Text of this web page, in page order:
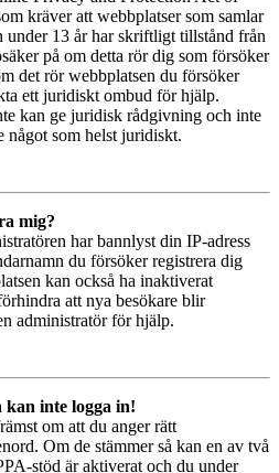
kräver att webbplatser som samlar
13 år har skriftligt tillstånd från
på om detta rör dig som försöker
det rör webbplatsen du försöker
ett juridiskt ombud för hjälp.
kan ge juridisk rådgivning och inte
något som helst juridiskt.
mig?
har bannlyst din IP-adress
du försöker registrera dig
kan också ha inaktiverat
att nya besökare blir
administratör för hjälp.
kan inte logga in!
om att du anger rätt
Om de stämmer så kan en av två
stöd är aktiverat och du under